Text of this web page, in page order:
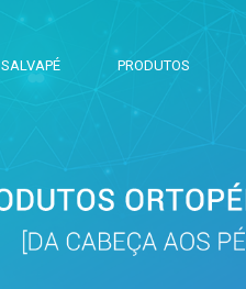
SALVAPÉ PRODUTOS